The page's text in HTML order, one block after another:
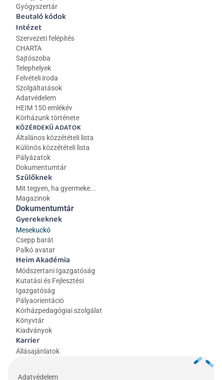
Gyógyszertár
Beutaló kódok
Intézet
Szervezeti felépítés
CHARTA
Sajtószoba
Telephelyek
Felvételi iroda
Szolgáltatások
Adatvédelem
HEIM 150 emlékév
Kórházunk története
KÖZÉRDEKŰ ADATOK
Általános közzétételi lista
Különös közzétételi lista
Pályázatok
Dokumentumtár
Szülőknek
Mit tegyen, ha gyermeke...
Magazinok
Gyerekeknek
Mesekuckó
Csepp barát
Palkó avatar
Heim Akadémia
Módszertani Igazgatóság
Kutatási és Fejlesztési
Igazgatóság
Pályaorientáció
Kórházpedagógiai szolgálat
Könyvtár
Kiadványok
Karrier
Állásajánlatok
Dokumentumtár
Adatvédelem